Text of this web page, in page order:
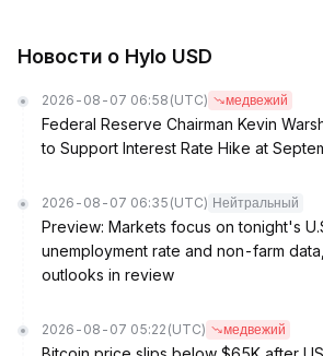
Новости о Hylo USD
2026-08-07 06:58 (UTC) медвежий
Federal Reserve Chairman Kevin
to Support Interest Rate Hike at
2026-08-07 06:35 (UTC) Нейтральный
Preview: Markets focus on tonight's
unemployment rate and non-farm
outlooks in review
2026-08-07 05:22 (UTC) медвежий